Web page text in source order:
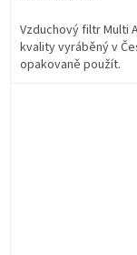
Vzduchový filtr Multi
kvality vyráběný v
opakovaně použít.